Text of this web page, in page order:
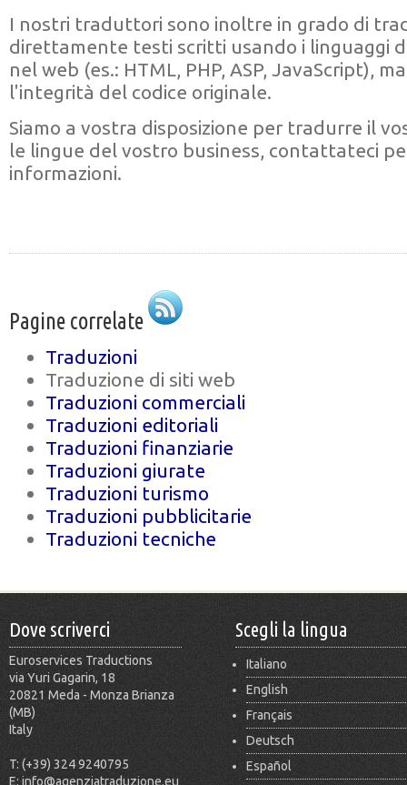
I nostri traduttori sono inoltre in grado di
direttamente testi scritti usando i linguaggi
nel web (es.: HTML, PHP, ASP, JavaScript),
l'integrità del codice originale.
Siamo a vostra disposizione per tradurre il
le lingue del vostro business, contattateci
informazioni.
Pagine correlate
Traduzioni
Traduzione di siti web
Traduzioni commerciali
Traduzioni editoriali
Traduzioni finanziarie
Traduzioni giurate
Traduzioni turismo
Traduzioni pubblicitarie
Traduzioni tecniche
Dove scriverci
Euroservices Traductions
via Yuri Gagarin, 18
20821 Meda - Monza Brianza
(MB)
Italy
T: (+39) 324 9240795
E: info@agenziatraduzione.eu
Scegli la lingua
Italiano
English
Français
Deutsch
Español